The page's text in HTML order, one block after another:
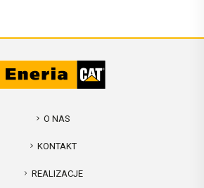
O NAS
KONTAKT
REALIZACJE